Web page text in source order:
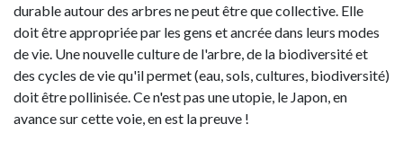
durable autour des arbres ne peut être que collective. Elle
doit être appropriée par les gens et ancrée dans leurs modes
de vie. Une nouvelle culture de l'arbre, de la biodiversité et
des cycles de vie qu'il permet (eau, sols, cultures, biodiversité)
doit être pollinisée. Ce n'est pas une utopie, le Japon, en
avance sur cette voie, en est la preuve !